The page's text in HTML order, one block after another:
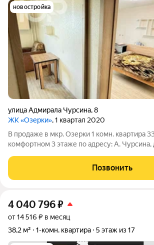
новостройка
улица Адмирала Чурсина,8
ЖК «Озерки», 1 квартал 2020
В продаже в мкр. Озерки 1 комн. квартира
комфортном 3 этаже по адресу: А. Чурсина,
остеклением.Новый дом 2019 г.п. (монолит)
для парковки Бонусом новому
Позвонить
4 040 796₽
от 14 516 ₽ в месяц
38,2 м²
1-комн. квартира 5 этаж из 17